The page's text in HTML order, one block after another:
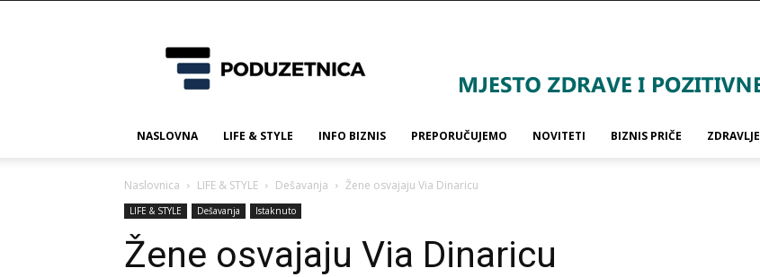
NASLOVNA LIFE & STYLE INFO BIZNIS PREPORUČUJEMO NOVITETI BIZNIS PRIČE ZDRAVLJE
Naslovnica LIFE & STYLE Dešavanja Žene osvajaju Via Dinaricu
LIFE & STYLE Dešavanja Istaknuto
Žene osvajaju Via Dinaricu